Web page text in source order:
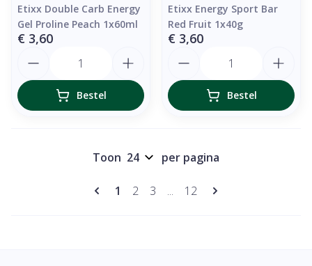
Etixx Double Carb Energy
Gel Proline Peach 1x60ml
€ 3,60
Bestel
Etixx Energy Sport Bar
Red Fruit 1x40g
€ 3,60
Bestel
Pagina's
U lees momenteel pagina
1 Pagina
2 Pagina
3 ... Pagina
12
Toon per pagina